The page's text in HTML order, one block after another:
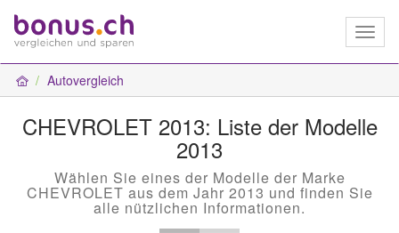
Autovergleich
CHEVROLET 2013: Liste der Modelle
2013
Wählen Sie eines der Modelle der Marke
CHEVROLET aus dem Jahr 2013 und finden Sie
alle nützlichen Informationen.